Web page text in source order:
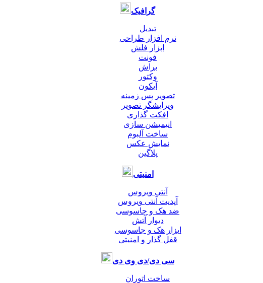
گرافیک
تبدیل
نرم افزار طراحی
ابزار فلش
فونت
براش
وکتور
آیکون
تصویر پس زمینه
ویرایشگر تصویر
افکت گذاری
انیمیشن سازی
ساخت آلبوم
نمایش عکس
پلاگین
امنیتی
آنتی ویروس
آپدیت آنتی ویروس
ضد هک و جاسوسی
دیوار آتش
ابزار هک و جاسوسی
قفل گذار و امنیتی
سی دی/دی وی دی
ساخت اتوران